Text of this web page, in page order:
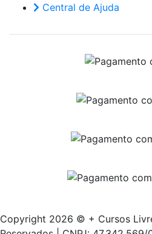
Central de Ajuda
Copyright 2026 © + Cursos